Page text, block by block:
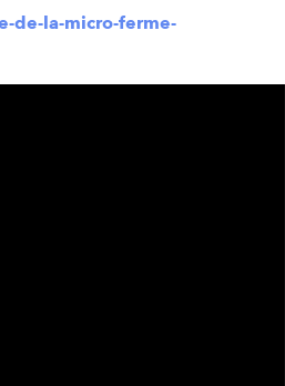
de-la-micro-ferme-